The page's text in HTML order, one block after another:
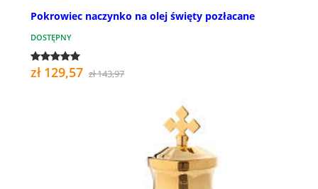
Pokrowiec naczynko na olej święty pozłacane
DOSTĘPNY
zł 129,57 zł 143,97